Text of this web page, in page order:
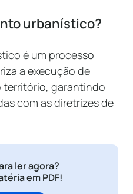
urbanístico?
é um processo
a execução de
território, garantindo
com as diretrizes de
ler agora?
em PDF!